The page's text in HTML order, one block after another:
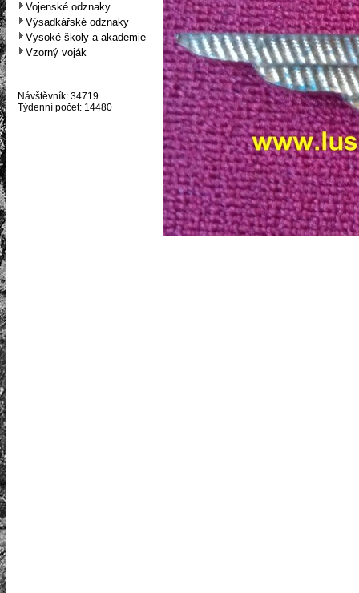
Vojenské odznaky
Výsadkářské odznaky
Vysoké školy a akademie
Vzorný voják
Návštěvník: 34719
Týdenní počet: 14480